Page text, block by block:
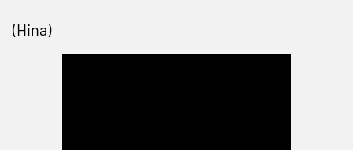
(Hina)